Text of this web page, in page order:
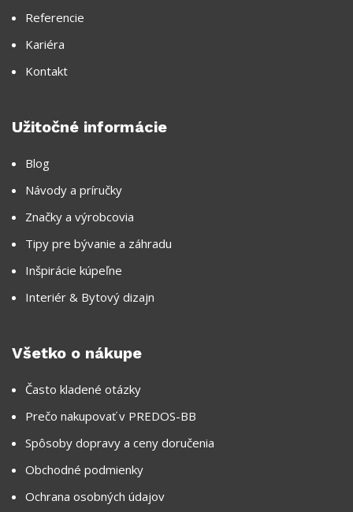
Referencie
Kariéra
Kontakt
Užitočné informácie
Blog
Návody a príručky
Značky a výrobcovia
Tipy pre bývanie a záhradu
Inšpirácie kúpeľne
Interiér & Bytový dizajn
Všetko o nákupe
Často kladené otázky
Prečo nakupovať v PREDOS-BB
Spôsoby dopravy a ceny doručenia
Obchodné podmienky
Ochrana osobných údajov